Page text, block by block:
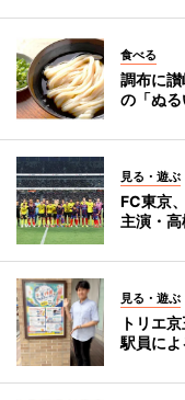
食べる
調布に
の「ぬ
見る・遊ぶ
FC東京
主演・
見る・遊ぶ
トリエ
駅員に